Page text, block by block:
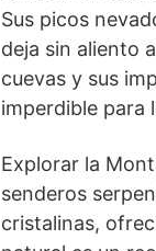
Sus picos
deja sin aliento
cuevas y sus
imperdible para
Explorar la
senderos
cristalinas,